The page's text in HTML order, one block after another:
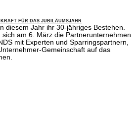
FÜR DAS JUBILÄUMSJAHR
diesem Jahr ihr 30-jähriges Bestehen.
sich am 6. März die Partnerunternehmen
mit Experten und Sparringspartnern,
Gemeinschaft auf das